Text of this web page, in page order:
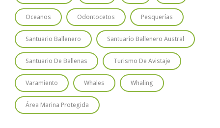
Oceanos Odontocetos Pesquerías
Santuario Ballenero Santuario Ballenero Austral
Santuario De Ballenas Turismo De Avistaje
Varamiento Whales Whaling
Área Marina Protegida